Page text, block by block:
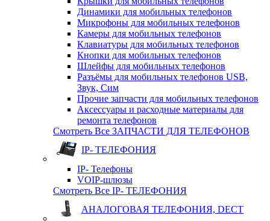
Динамики для мобильных телефонов
Микрофоны для мобильных телефонов
Камеры для мобильных телефонов
Клавиатуры для мобильных телефонов
Кнопки для мобильных телефонов
Шлейфы для мобильных телефонов
Разъёмы для мобильных телефонов USB,
Звук, Сим
Прочие запчасти для мобильных телефонов
Аксессуары и расходные материалы для
ремонта телефонов
Смотреть Все ЗАПЧАСТИ ДЛЯ ТЕЛЕФОНОВ
IP- ТЕЛЕФОНИЯ
IP- Телефоны
VOIP-шлюзы
Смотреть Все IP- ТЕЛЕФОНИЯ
АНАЛОГОВАЯ ТЕЛЕФОНИЯ, DECT